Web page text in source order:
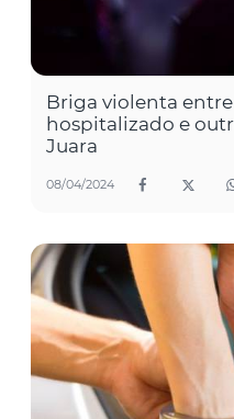
Briga violenta
hospitalizado e
Juara
08/04/2024